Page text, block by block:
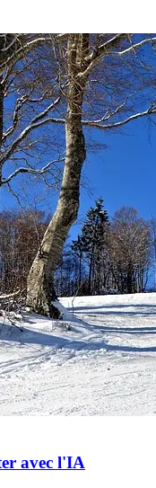
avec l'IA